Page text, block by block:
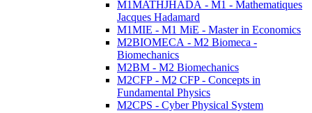
M1MATHJHADA - M1 - Mathematiques
Jacques Hadamard
M1MIE - M1 MiE - Master in Economics
M2BIOMECA - M2 Biomeca -
Biomechanics
M2BM - M2 Biomechanics
M2CFP - M2 CFP - Concepts in
Fundamental Physics
M2CPS - Cyber Physical System